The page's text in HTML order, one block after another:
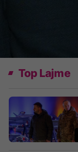
Top Lajme